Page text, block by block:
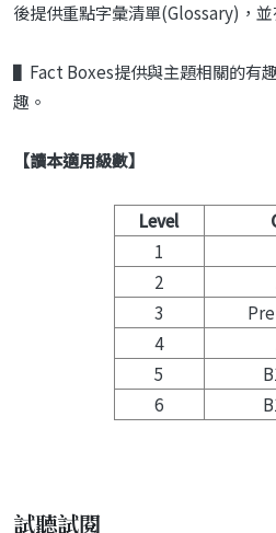
後提供重點字彙清單(Glossary)，並
▌Fact Boxes提供與主題相關的有
趣。
【讀本適用級數】
Level
1
2
3
4
5
6
試聽試閱